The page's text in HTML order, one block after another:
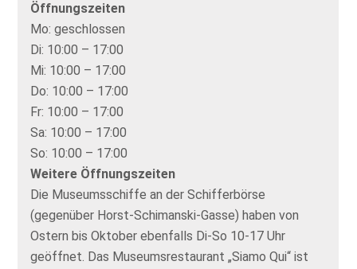
Öffnungszeiten
Mo: geschlossen
Di: 10:00 – 17:00
Mi: 10:00 – 17:00
Do: 10:00 – 17:00
Fr: 10:00 – 17:00
Sa: 10:00 – 17:00
So: 10:00 – 17:00
Weitere Öffnungszeiten
Die Museumsschiffe an der Schifferbörse
(gegenüber Horst-Schimanski-Gasse) haben von
Ostern bis Oktober ebenfalls Di-So 10-17 Uhr
geöffnet. Das Museumsrestaurant „Siamo Qui“ ist